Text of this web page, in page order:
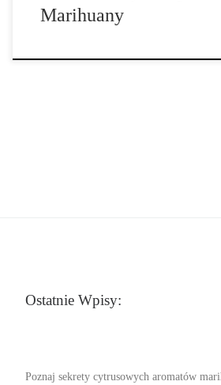
Marihuany
Ostatnie Wpisy:
Poznaj sekrety cytrusowych aromatów